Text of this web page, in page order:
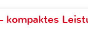
kompaktes